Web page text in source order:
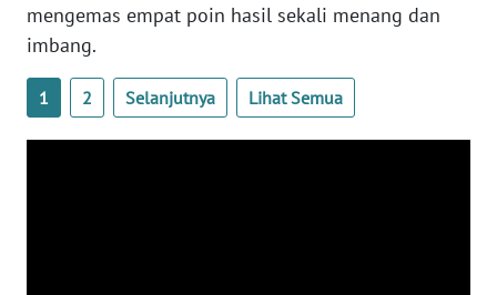
mengemas empat poin hasil sekali menang dan
imbang.
1 2 Selanjutnya Lihat Semua
PAPUA
WN